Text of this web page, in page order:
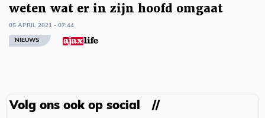
weten wat er in zijn hoofd omgaat
05 APRIL 2021 - 07:44
NIEUWS
Volg ons ook op social